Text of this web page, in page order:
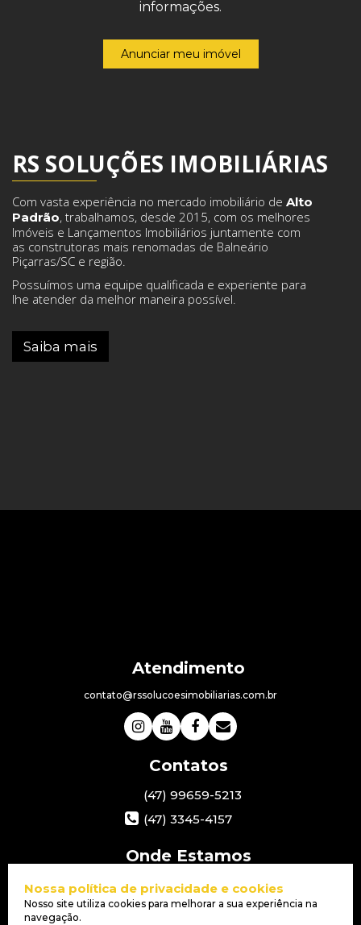
Nossa política de privacidade e cookies
Nosso site utiliza cookies para melhorar a sua experiência na
navegação.
informações.
Anunciar meu imóvel
RS SOLUÇÕES IMOBILIÁRIAS
Com vasta experiência no mercado imobiliário de Alto
Padrão, trabalhamos, desde 2015, com os melhores
Imóveis e Lançamentos Imobiliários juntamente com
as construtoras mais renomadas de Balneário
Piçarras/SC e região.
Possuímos uma equipe qualificada e experiente para
lhe atender da melhor maneira possível.
Saiba mais
contato@rssolucoesimobiliarias.com.br
(47) 99659-5213
(47) 3345-4157
Av. Nereu Ramos , 3885
Esquina
com a Rua 3950, Itacolomi,